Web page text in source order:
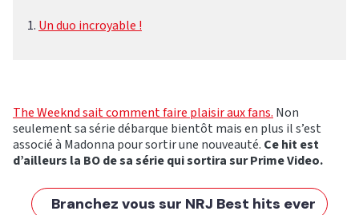
Un duo incroyable !
The Weeknd sait comment faire plaisir aux fans. Non
seulement sa série débarque bientôt mais en plus il s’est
associé à Madonna pour sortir une nouveauté. Ce hit est
d’ailleurs la BO de sa série qui sortira sur Prime Video.
Branchez vous sur NRJ Best hits ever